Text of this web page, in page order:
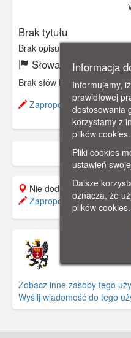
Brak tytułu
Brak opisu
Słowa kluczowe:
Brak słów kluczowych
Zaproponuj zmianę opisu.
Nie dodano do mapy.
Zaproponuj lokalizację
Muzeum
Zobacz inne zasoby tego
Wyślij wiadomość do tego
Informacja
Informujemy,
prawidłowej
dostosowania
korzystamy z
plików cookies.
Pliki cookies
ustawień
Dalsze
oznacza, że
plików cookies.